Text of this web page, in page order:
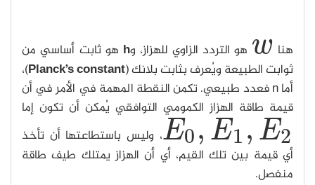
هنا w
w هو التردد الزاوي للهزاز، وh هو ثابت أساسي من
ثوابت الطبيعة ويُعرف بثابت بلانك (Planck’s constant)،
أما n فعدد طبيعي. تكمن النقطة المهمة في الأمر في أن
قيمة طاقة الهزاز الكمومي التوافقي يُمكن أن تكون إما
E0 , E1 , E2
E0,E1,E2
، وليس باستطاعتها أن تأخذ
أي قيمة بين تلك القيم، أي أن الهزاز يمتلك طيف طاقة
منفصل.